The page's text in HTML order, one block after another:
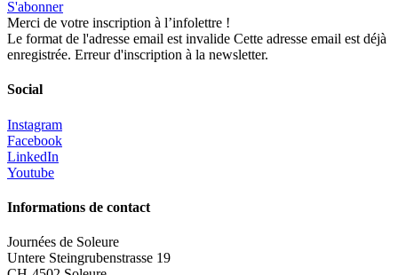
S'abonner
Merci de votre inscription à l’infolettre !
Le format de l'adresse email est invalide Cette adresse email est déjà
enregistrée. Erreur d'inscription à la newsletter.
Social
Instagram
Facebook
LinkedIn
Youtube
Informations de contact
Journées de Soleure
Untere Steingrubenstrasse 19